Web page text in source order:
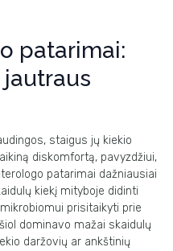
patarimai:
staigus jų kiekio
diskomfortą, pavyzdžiui,
patarimai dažniausiai
kiekį mityboje didinti
prisitaikyti prie
dominavo mažai skaidulų
daržovių ar ankštinių